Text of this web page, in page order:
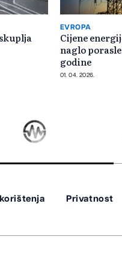
EVROPA
Cijene
naglo
godine
01. 04. 2026.
Privatnost